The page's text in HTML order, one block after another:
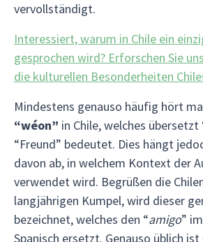
vervollständigt.
Interessiert, warum in Chile ein
gesprochen wird? Erforschen Sie
die kulturellen Besonderheiten
Mindestens genauso häufig hört
“wéon” in Chile, welches übersetzt
“Freund” bedeutet. Dies hängt
davon ab, in welchem Kontext der
verwendet wird. Begrüßen die
langjährigen Kumpel, wird dieser
bezeichnet, welches den “amigo”
Spanisch ersetzt. Genauso üblich